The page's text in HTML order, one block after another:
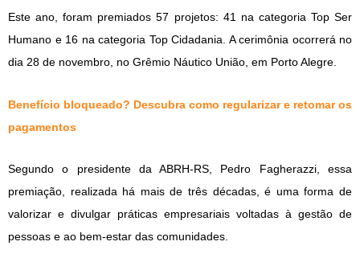
Este ano, foram premiados 57 projetos: 41 na categoria Top Ser
Humano e 16 na categoria Top Cidadania. A cerimônia ocorrerá no
dia 28 de novembro, no Grêmio Náutico União, em Porto Alegre.
Benefício bloqueado? Descubra como regularizar e retomar os
pagamentos
Segundo o presidente da ABRH-RS, Pedro Fagherazzi, essa
premiação, realizada há mais de três décadas, é uma forma de
valorizar e divulgar práticas empresariais voltadas à gestão de
pessoas e ao bem-estar das comunidades.